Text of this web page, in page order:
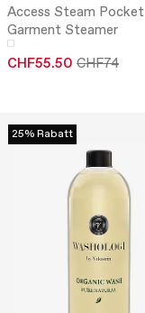
Access Steam Pocket
Garment Steamer
CHF55.50 CHF74
25% Rabatt